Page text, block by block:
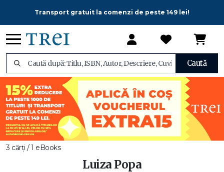
Transport gratuit la comenzi de peste 149 lei!
Caută
3 cărți / 1 eBooks
Luiza Popa